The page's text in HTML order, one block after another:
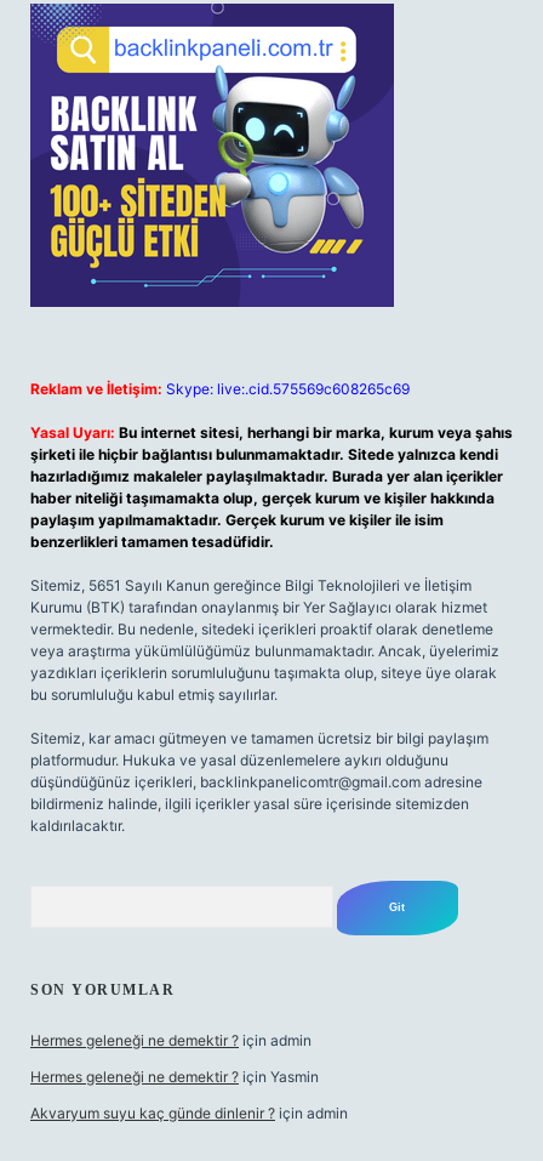
Reklam ve İletişim: Skype: live:.cid.575569c608265c69
Yasal Uyarı: Bu internet sitesi, herhangi bir marka, kurum veya şahıs
şirketi ile hiçbir bağlantısı bulunmamaktadır. Sitede yalnızca kendi
hazırladığımız makaleler paylaşılmaktadır. Burada yer alan içerikler
haber niteliği taşımamakta olup, gerçek kurum ve kişiler hakkında
paylaşım yapılmamaktadır. Gerçek kurum ve kişiler ile isim
benzerlikleri tamamen tesadüfidir.
Sitemiz, 5651 Sayılı Kanun gereğince Bilgi Teknolojileri ve İletişim
Kurumu (BTK) tarafından onaylanmış bir Yer Sağlayıcı olarak hizmet
vermektedir. Bu nedenle, sitedeki içerikleri proaktif olarak denetleme
veya araştırma yükümlülüğümüz bulunmamaktadır. Ancak, üyelerimiz
yazdıkları içeriklerin sorumluluğunu taşımakta olup, siteye üye olarak
bu sorumluluğu kabul etmiş sayılırlar.
Sitemiz, kar amacı gütmeyen ve tamamen ücretsiz bir bilgi paylaşım
platformudur. Hukuka ve yasal düzenlemelere aykırı olduğunu
düşündüğünüz içerikleri, backlinkpanelicomtr@gmail.com adresine
bildirmeniz halinde, ilgili içerikler yasal süre içerisinde sitemizden
kaldırılacaktır.
SON YORUMLAR
Hermes geleneği ne demektir ? için admin
Hermes geleneği ne demektir ? için Yasmin
Akvaryum suyu kaç günde dinlenir ? için admin